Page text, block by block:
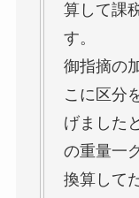
算して課
す。
御指摘の
こに区分
げました
の重量一
換算して